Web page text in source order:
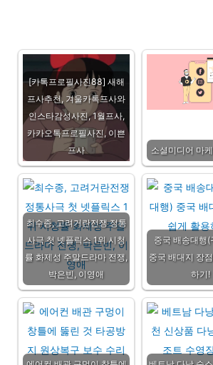
[카톡프로필사진88] 새해
프사추천, 겨울카톡프사와
인스타감성사진, 1월프사,
카카오톡프로필사진, 이쁜
프사
소셜미디어 마
최수종, 고려거란전쟁 정통
사극 첫 넷플릭스 1위 시청
률 화제성 주말드라마 전쟁,
박은빈, 이영애
중국 배송대행(
중국 배대지 장
하기!